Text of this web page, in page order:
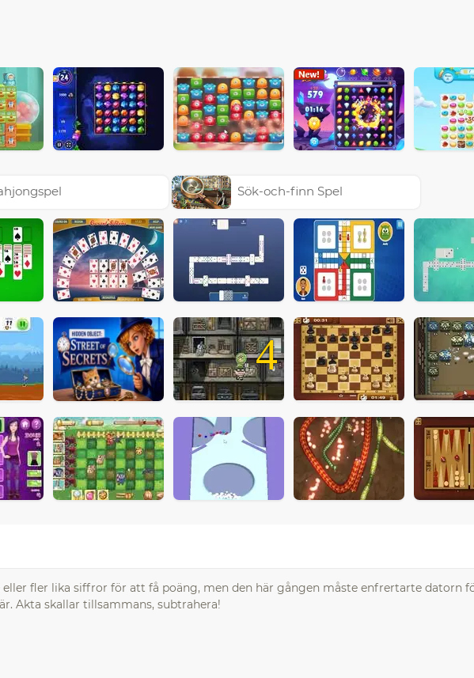
Sök-och-finn Spel
4
fler lika siffror för att få poäng, men den här gången måste enfrertarte datorn
Akta skallar tillsammans, subtrahera!